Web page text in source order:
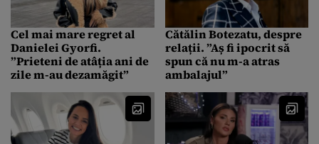
Cel mai mare regret al
Danielei Gyorfi.
”Prieteni de atâția ani de
zile m-au dezamăgit”
Cătălin Botezatu, despre
relații. ”Aș fi ipocrit să
spun că nu m-a atras
ambalajul”